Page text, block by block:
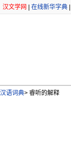
汉文学网 在线新华字典
汉语词典> 睿听的解释